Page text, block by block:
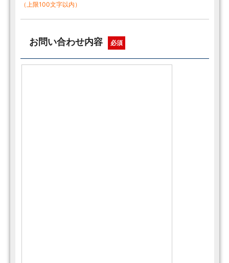
（上限100文字以内）
お問い合わせ内容 必須